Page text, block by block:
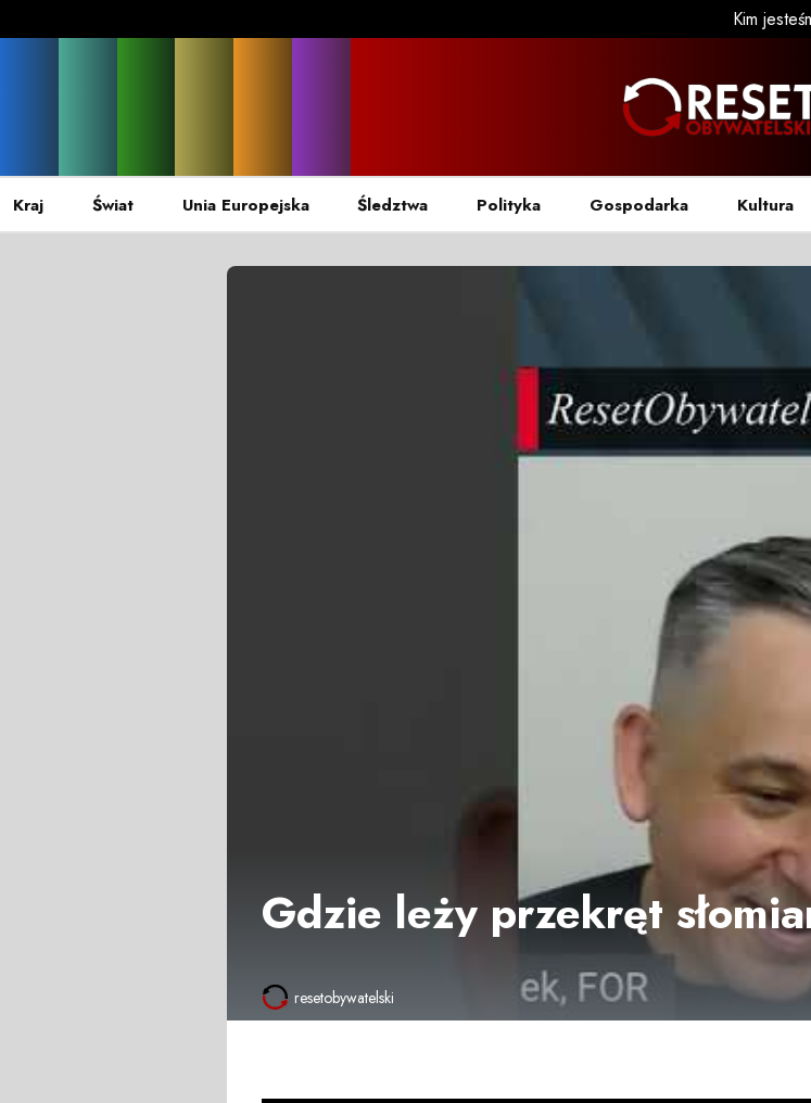
Kim
Kraj Świat Unia Europejska Śledztwa Polityka Gospodarka Kultura
Gdzie leży przekręt
resetobywatelski